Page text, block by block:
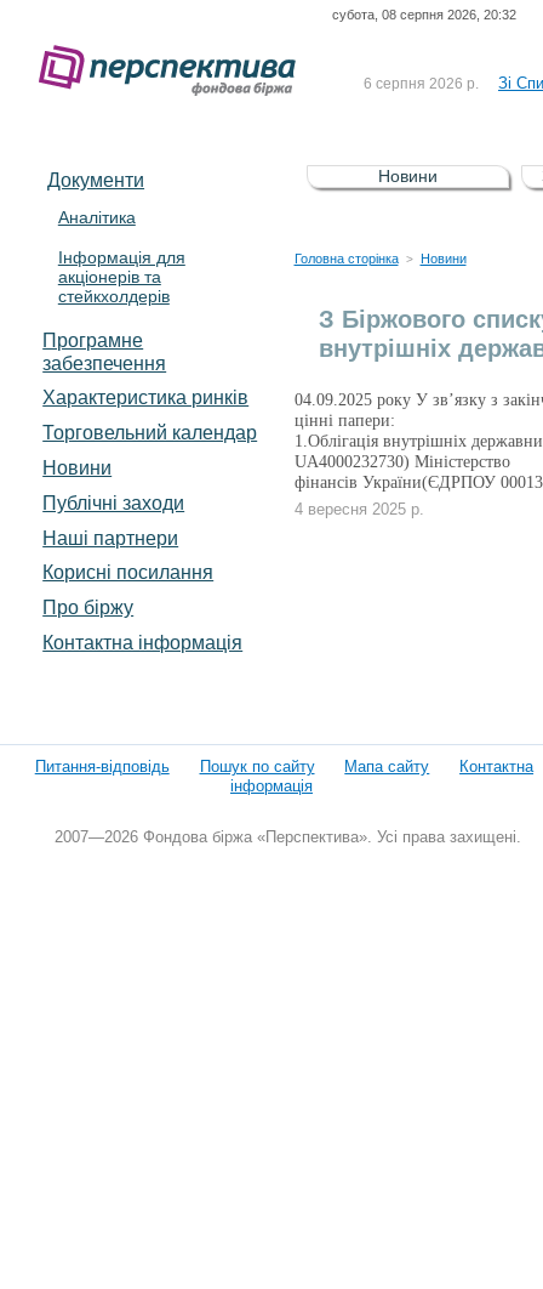
субота, 08 серпня 2026, 20:32
6 серпня 2026 р. Зі
5 серпня 2026 р.
Зі
UA4000232607)
4 серпня 2026 р.
Документи
Аналітика
Інформація для
акціонерів та
стейкхолдерів
Програмне
забезпечення
Характеристика pинків
Торговельний календар
Новини
Публічні заходи
Наші партнери
Корисні посилання
Про біржу
Контактна інформація
Новини
Головна сторінка > Новини
З Біржового
внутрішніх
04.09.2025 року У зв’язку з
цінні папери:
1.Облігація внутрішніх
UA4000232730) Міністерство
фінансів України(ЄДРПОУ
4 вересня 2025 р.
Питання-відповідь Пошук по сайту Мапа сайту
Контактна
інформація
2007—2026 Фондова біржа «Перспектива». Усі права захищені.